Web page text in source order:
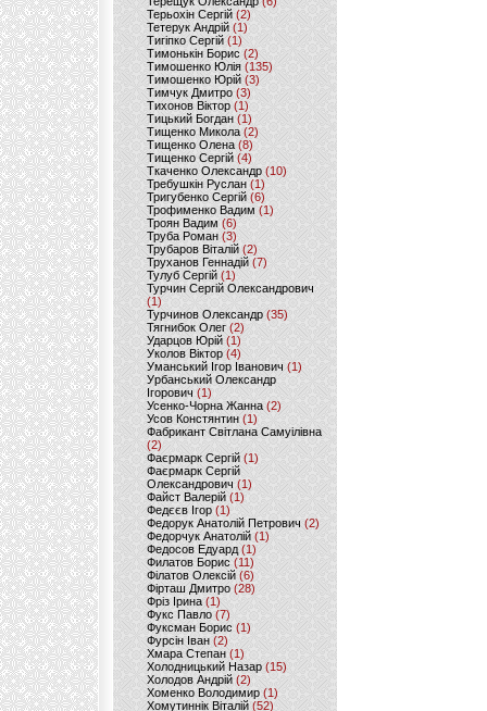
Терьохін Сергій (2)
Тетерук Андрій (1)
Тигіпко Сергій(1)
Тимонькін Борис (2)
Тимошенко Юлія (135)
Тимошенко Юрій(3)
Тимчук Дмитро (3)
Тихонов Віктор (1)
Тицький Богдан (1)
Тищенко Микола (2)
Тищенко Олена (8)
Тищенко Сергій (4)
Ткаченко Олександр (10)
Требушкін Руслан (1)
Тригубенко Сергій(6)
Трофименко Вадим (1)
Троян Вадим (6)
Труба Роман(3)
Трубаров Віталій (2)
Труханов Геннадій (7)
Тулуб Сергій(1)
Турчин Сергій Олександрович
(1)
Турчинов Олександр(35)
Тягнибок Олег (2)
Ударцов Юрій (1)
Уколов Віктор(4)
Уманський Ігор Іванович(1)
Урбанський Олександр
Ігорович (1)
Усенко-Чорна Жанна (2)
Усов Констянтин(1)
Фабрикант Світлана Самуілівна
(2)
Фаєрмарк Сергій(1)
Фаєрмарк Сергій
Олександрович (1)
Файст Валерій(1)
Федєєв Ігор (1)
Федорук Анатолій Петрович (2)
Федорчук Анатолій (1)
Федосов Едуард (1)
Филатов Борис (11)
Філатов Олексій (6)
Фірташ Дмитро (28)
Фріз Ірина (1)
Фукс Павло (7)
Фуксман Борис (1)
Фурсін Іван (2)
Хмара Степан(1)
Холодницький Назар(15)
Холодов Андрій (2)
Хоменко Володимир (1)
Хомутиннік Віталій (52)